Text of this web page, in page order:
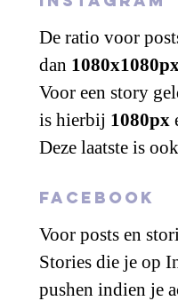
De ratio voor
dan 1080x1080px
Voor een story
is hierbij 1080px
Deze laatste is
Facebook
Voor posts en
Stories die je op
pushen indien je